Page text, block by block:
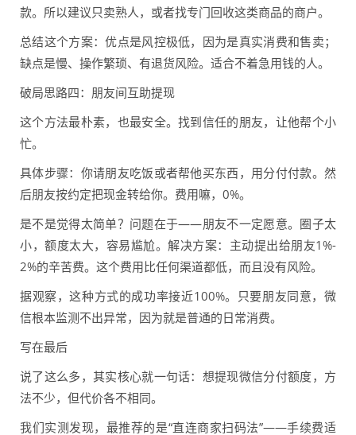
款。所以建议只卖熟人，或者找专门回收这类商品的商户。
总结这个方案：优点是风控极低，因为是真实消费和售卖；
缺点是慢、操作繁琐、有退货风险。适合不着急用钱的人。
破局思路四：朋友间互助提现
这个方法最朴素，也最安全。找到信任的朋友，让他帮个小
忙。
具体步骤：你请朋友吃饭或者帮他买东西，用分付付款。然
后朋友按约定把现金转给你。费用嘛，0%。
是不是觉得太简单？问题在于——朋友不一定愿意。圈子太
小，额度太大，容易尴尬。解决方案：主动提出给朋友1%-
2%的辛苦费。这个费用比任何渠道都低，而且没有风险。
据观察，这种方式的成功率接近100%。只要朋友同意，微
信根本监测不出异常，因为就是普通的日常消费。
写在最后
说了这么多，其实核心就一句话：想提现微信分付额度，方
法不少，但代价各不相同。
我们实测发现，最推荐的是“直连商家扫码法”——手续费适